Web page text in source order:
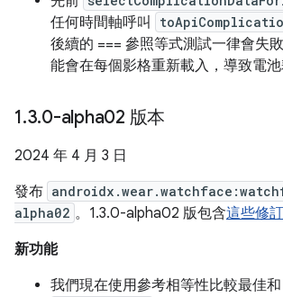
任何時間軸呼叫
後續的 === 參照等式測試一律會失
能會在每個影格重新載入，導致電
1.3.0-alpha02 版本
2024 年 4 月 3 日
發布
alpha02 。1.3.0-alpha02 版包含這些修
新功能
我們現在使用參考相等性比較最佳和